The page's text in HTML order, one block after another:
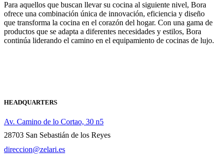
Para aquellos que buscan llevar su cocina al siguiente nivel, Bora
ofrece una combinación única de innovación, eficiencia y diseño
que transforma la cocina en el corazón del hogar. Con una gama de
productos que se adapta a diferentes necesidades y estilos, Bora
continúa liderando el camino en el equipamiento de cocinas de lujo.
HEADQUARTERS
Av. Camino de lo Cortao, 30 n5
28703 San Sebastián de los Reyes
direccion@zelari.es